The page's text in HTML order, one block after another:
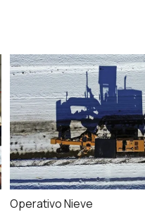
Operativo Nieve